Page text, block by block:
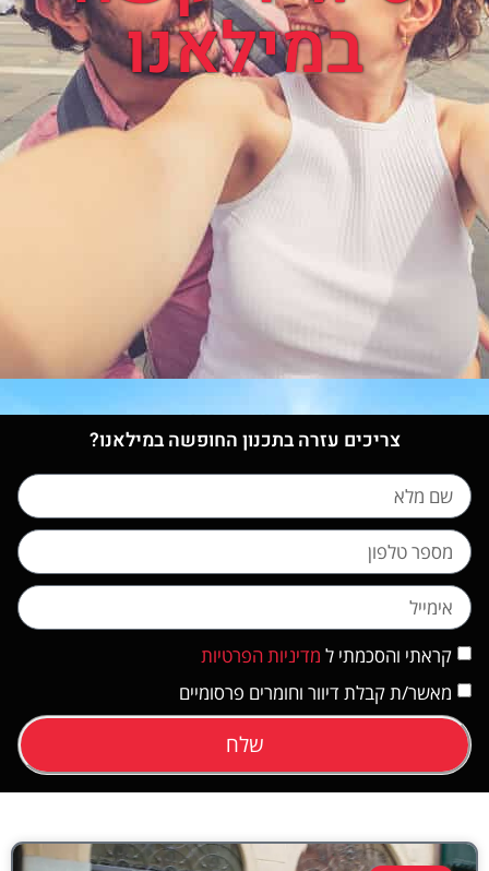
במילאנו
צריכים עזרה בתכנון החופשה במילאנו?
קראתי והסכמתי ל מדיניות הפרטיות
מאשר/ת קבלת דיוור וחומרים פרסומיים
שלח